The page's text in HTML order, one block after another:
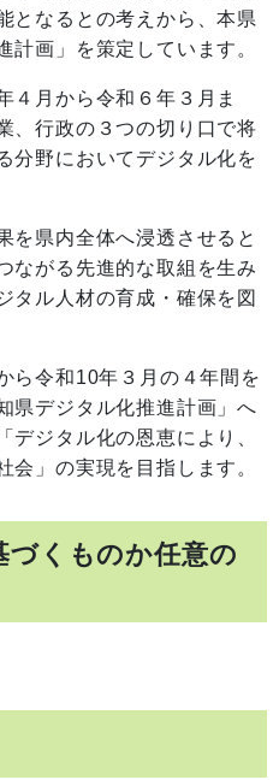
となるとの考えから、本県
計画」を策定しています。
月から令和６年３月ま
、行政の３つの切り口で将
分野においてデジタル化を
県内全体へ浸透させると
ながる先進的な取組を生み
タル人材の育成・確保を図
ら令和10年３月の４年間を
県デジタル化推進計画」へ
デジタル化の恩恵により、
会」の実現を目指します。
づくものか任意の